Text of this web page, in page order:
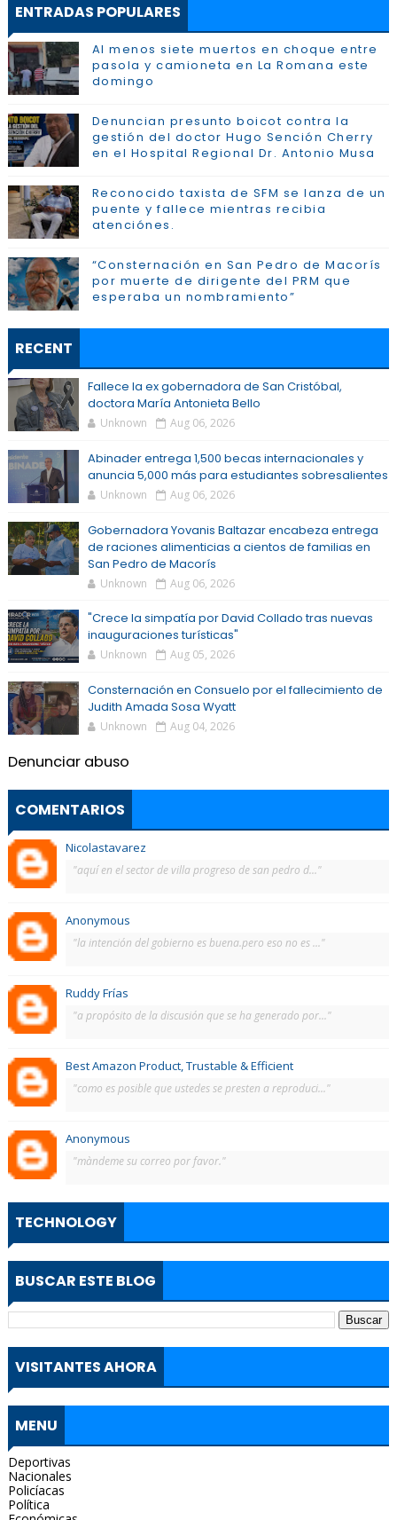
ENTRADAS POPULARES
Al menos siete muertos en choque entre
pasola y camioneta en La Romana este
domingo
Denuncian presunto boicot contra la
gestión del doctor Hugo Sención Cherry
en el Hospital Regional Dr. Antonio Musa
Reconocido taxista de SFM se lanza de un
puente y fallece mientras recibia
atenciónes.
“Consternación en San Pedro de Macorís
por muerte de dirigente del PRM que
esperaba un nombramiento”
RECENT
Fallece la ex gobernadora de San Cristóbal,
doctora María Antonieta Bello
Unknown Aug 06, 2026
Abinader entrega 1,500 becas internacionales y
anuncia 5,000 más para estudiantes sobresalientes
Unknown Aug 06, 2026
Gobernadora Yovanis Baltazar encabeza entrega
de raciones alimenticias a cientos de familias en
San Pedro de Macorís
Unknown Aug 06, 2026
"Crece la simpatía por David Collado tras nuevas
inauguraciones turísticas"
Unknown Aug 05, 2026
Consternación en Consuelo por el fallecimiento de
Judith Amada Sosa Wyatt
Unknown Aug 04, 2026
Denunciar abuso
COMENTARIOS
Nicolastavarez
"aquí en el sector de villa progreso de san pedro d..."
Anonymous
"la intención del gobierno es buena.pero eso no es ..."
Ruddy Frías
"a propósito de la discusión que se ha generado por..."
Best Amazon Product, Trustable & Efficient
"como es posible que ustedes se presten a reproduci..."
Anonymous
"màndeme su correo por favor."
TECHNOLOGY
BUSCAR ESTE BLOG
VISITANTES AHORA
MENU
Deportivas
Nacionales
Policíacas
Política